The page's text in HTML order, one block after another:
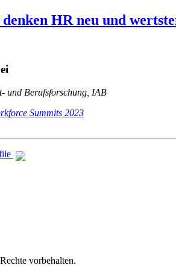
HR neu und
und Berufsforschung, IAB
Summits 2023
vorbehalten.